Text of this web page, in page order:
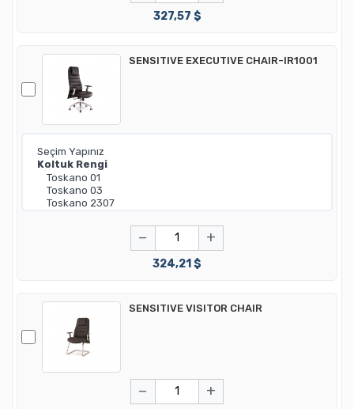
327,57 $
SENSITIVE EXECUTIVE CHAIR-IR1001
− +
324,21 $
SENSITIVE VISITOR CHAIR
− +